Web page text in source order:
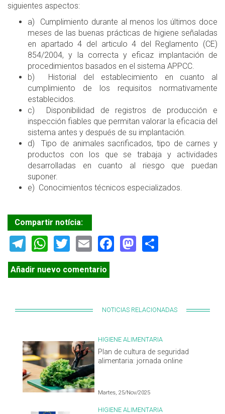
siguientes aspectos:
a) Cumplimiento durante al menos los últimos doce
meses de las buenas prácticas de higiene señaladas
en apartado 4 del articulo 4 del Reglamento (CE)
854/2004, y la correcta y eficaz implantación de
procedimientos basados en el sistema APPCC.
b) Historial del establecimiento en cuanto al
cumplimiento de los requisitos normativamente
establecidos.
c) Disponibilidad de registros de producción e
inspección fiables que permitan valorar la eficacia del
sistema antes y después de su implantación.
d) Tipo de animales sacrificados, tipo de carnes y
productos con los que se trabaja y actividades
desarrolladas en cuanto al riesgo que puedan
suponer.
e) Conocimientos técnicos especializados.
Compartir notícia:
Telegram
WhatsApp
TwitterEmailFacebook
Mastodon
Añadir nuevo comentario
NOTICIAS RELACIONADAS
HIGIENE ALIMENTARIA
Plan de cultura de seguridad
alimentaria: jornada online
Martes, 25/Nov/2025
HIGIENE ALIMENTARIA